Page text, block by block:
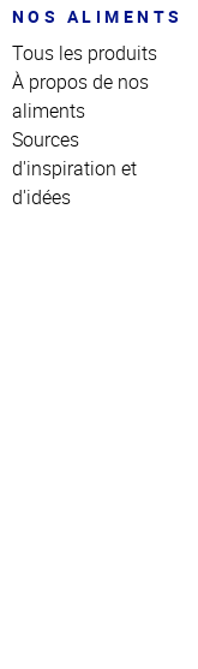
NOS ALIMENTS
Tous les produits
À propos de nos
aliments
Sources
d'inspiration et
d'idées